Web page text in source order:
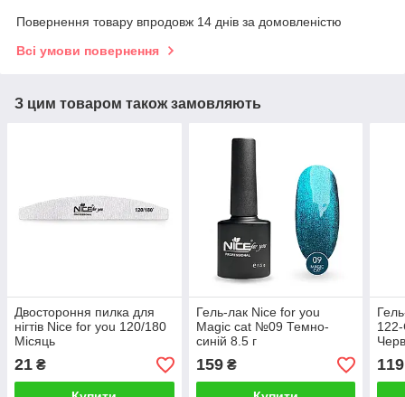
Повернення товару впродовж 14 днів за домовленістю
Всі умови повернення
З цим товаром також замовляють
Двостороння пилка для
нігтів Nice for you 120/180
Місяць
21 ₴
Гель-лак Nice for you
Magic cat №09 Темно-
синій 8.5 г
159₴ 119